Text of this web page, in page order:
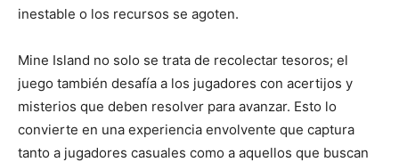
inestable o los recursos se agoten.
Mine Island no solo se trata de recolectar tesoros; el
juego también desafía a los jugadores con acertijos y
misterios que deben resolver para avanzar. Esto lo
convierte en una experiencia envolvente que captura
tanto a jugadores casuales como a aquellos que buscan